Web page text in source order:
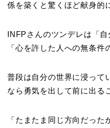
係を築くと驚くほど献身的
INFPさんのツンデレは「
「心を許した人への無条件
普段は自分の世界に浸って
なら勇気を出して前に出る
「たまたま同じ方向だっ